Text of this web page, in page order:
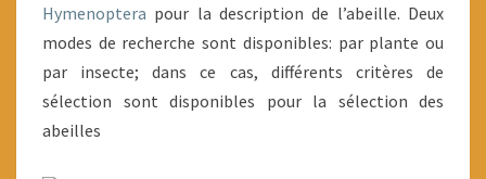
Hymenoptera pour la description de l’abeille. Deux
modes de recherche sont disponibles: par plante ou
par insecte; dans ce cas, différents critères de
sélection sont disponibles pour la sélection des
abeilles